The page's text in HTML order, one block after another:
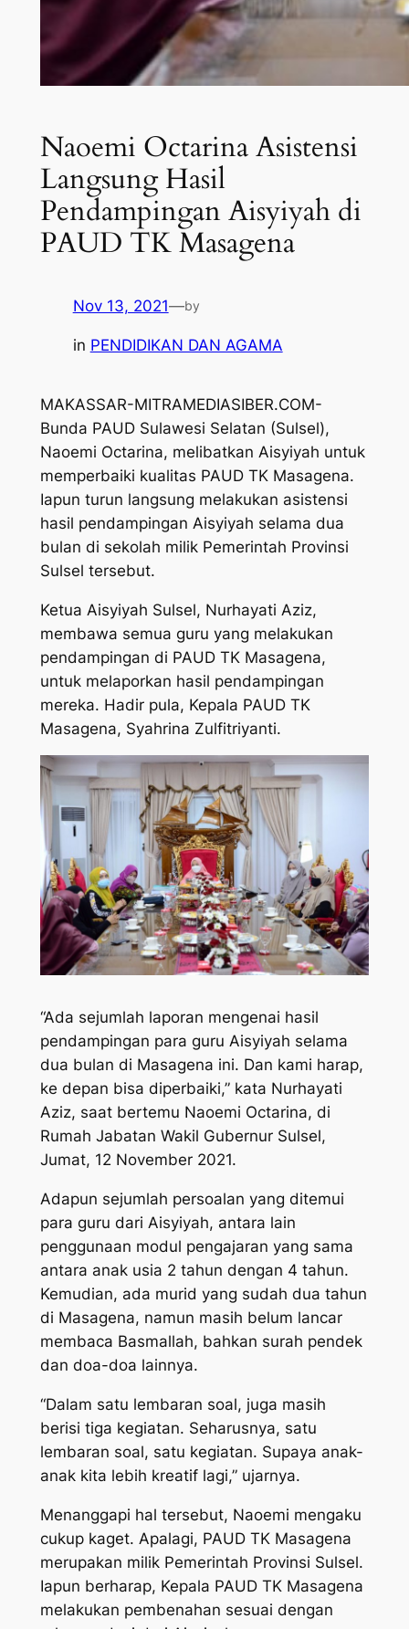
Naoemi Octarina Asistensi
Langsung Hasil
Pendampingan Aisyiyah di
PAUD TK Masagena
Nov 13, 2021—by
in PENDIDIKAN DAN AGAMA
MAKASSAR-MITRAMEDIASIBER.COM-
Bunda PAUD Sulawesi Selatan (Sulsel),
Naoemi Octarina, melibatkan Aisyiyah untuk
memperbaiki kualitas PAUD TK Masagena.
Iapun turun langsung melakukan asistensi
hasil pendampingan Aisyiyah selama dua
bulan di sekolah milik Pemerintah Provinsi
Sulsel tersebut.
Ketua Aisyiyah Sulsel, Nurhayati Aziz,
membawa semua guru yang melakukan
pendampingan di PAUD TK Masagena,
untuk melaporkan hasil pendampingan
mereka. Hadir pula, Kepala PAUD TK
Masagena, Syahrina Zulfitriyanti.
“Ada sejumlah laporan mengenai hasil
pendampingan para guru Aisyiyah selama
dua bulan di Masagena ini. Dan kami harap,
ke depan bisa diperbaiki,” kata Nurhayati
Aziz, saat bertemu Naoemi Octarina, di
Rumah Jabatan Wakil Gubernur Sulsel,
Jumat, 12 November 2021.
Adapun sejumlah persoalan yang ditemui
para guru dari Aisyiyah, antara lain
penggunaan modul pengajaran yang sama
antara anak usia 2 tahun dengan 4 tahun.
Kemudian, ada murid yang sudah dua tahun
di Masagena, namun masih belum lancar
membaca Basmallah, bahkan surah pendek
dan doa-doa lainnya.
“Dalam satu lembaran soal, juga masih
berisi tiga kegiatan. Seharusnya, satu
lembaran soal, satu kegiatan. Supaya anak-
anak kita lebih kreatif lagi,” ujarnya.
Menanggapi hal tersebut, Naoemi mengaku
cukup kaget. Apalagi, PAUD TK Masagena
merupakan milik Pemerintah Provinsi Sulsel.
Iapun berharap, Kepala PAUD TK Masagena
melakukan pembenahan sesuai dengan